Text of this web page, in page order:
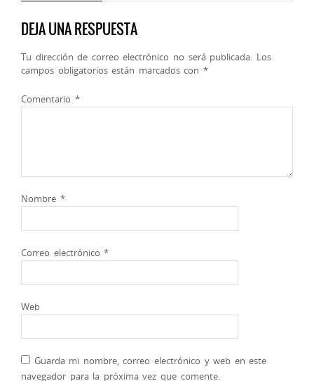
DEJA UNA RESPUESTA
Tu dirección de correo electrónico no será publicada. Los
campos obligatorios están marcados con *
Comentario *
Nombre *
Correo electrónico*
Web
Guarda mi nombre, correo electrónico y web en este
navegador para la próxima vez que comente.